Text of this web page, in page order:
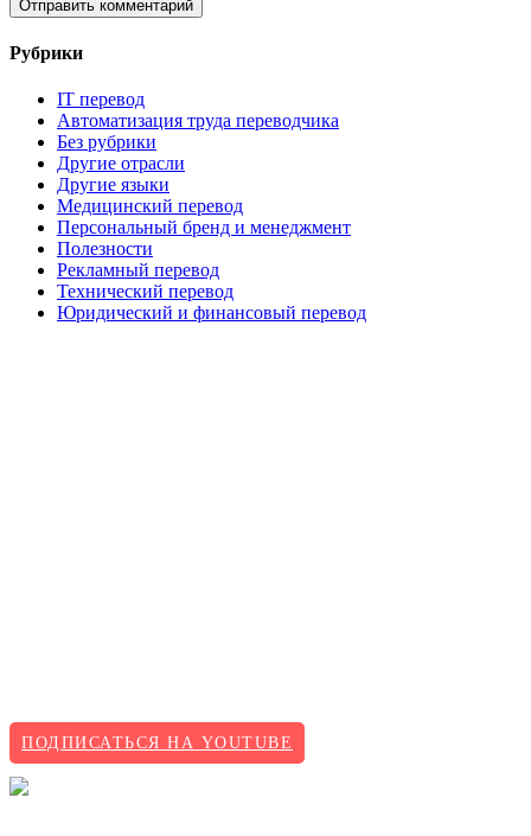
Рубрики
IT перевод
Автоматизация труда переводчика
Без рубрики
Другие отрасли
Другие языки
Медицинский перевод
Персональный бренд и менеджмент
Полезности
Рекламный перевод
Технический перевод
Юридический и финансовый перевод
ПОДПИСАТЬСЯ НА YOUTUBE